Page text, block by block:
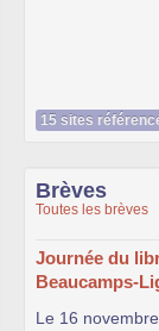
15 sites
Brèves
Toutes les brèves
Journée du
Beaucamps-
Le 16